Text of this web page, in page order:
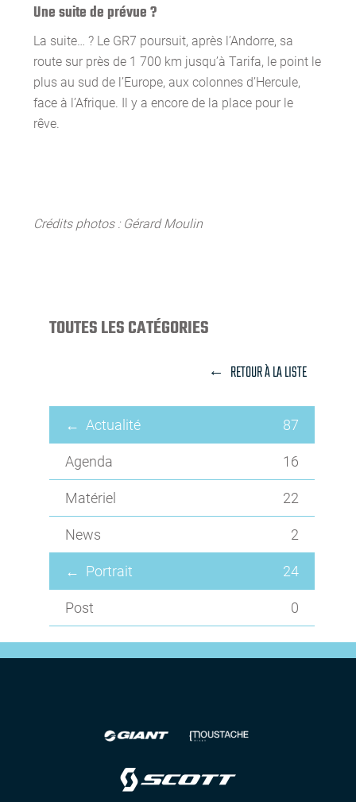
Une suite de prévue ?
La suite… ? Le GR7 poursuit, après l’Andorre, sa
route sur près de 1 700 km jusqu’à Tarifa, le point le
plus au sud de l’Europe, aux colonnes d’Hercule,
face à l’Afrique. Il y a encore de la place pour le
rêve.
Crédits photos : Gérard Moulin
TOUTES LES CATÉGORIES
RETOUR À LA LISTE
Actualité 87
Agenda 16
Matériel 22
News 2
Portrait 24
Post 0